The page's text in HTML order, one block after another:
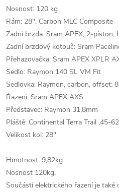
Nosnost: 120 kg
Rám: 28", Carbon MLC Composite
Zadní brzda: Sram APEX, 2-piston,
Zadní brzdový kotouč: Sram
Přehazovačka: Sram APEX XPLR
Sedlo: Raymon 140 SL VM Fit
Sedlovka: Raymon, carbon, offset:
Řazení: Sram APEX AXS
Představec: Raymon 31,8mm
Pláště: Continental Terra Trail ,45-
Velikost kol: 28"
Hmotnost: 9,82kg
Nosnost 120kg.
Součástí elektrického řazení je také